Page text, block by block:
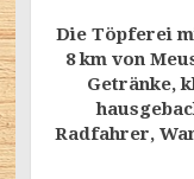
Die Töpferei
8 km von
Getränke,
Radfahrer,